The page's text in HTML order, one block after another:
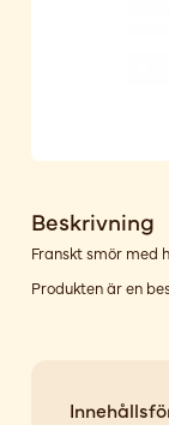
Beskrivning
Franskt smör med
Produkten är en